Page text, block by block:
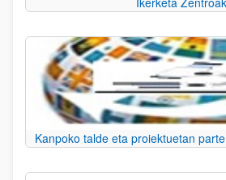
Kanpoko talde eta proiektuetan